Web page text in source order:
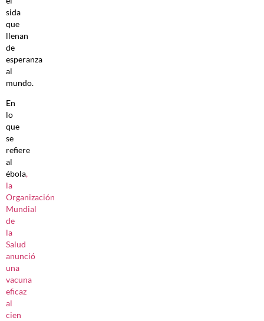
sida
que
llenan
de
esperanza
al
mundo.
En
lo
que
se
refiere
al
ébola,
la
Organización
Mundial
de
la
Salud
anunció
una
vacuna
eficaz
al
cien